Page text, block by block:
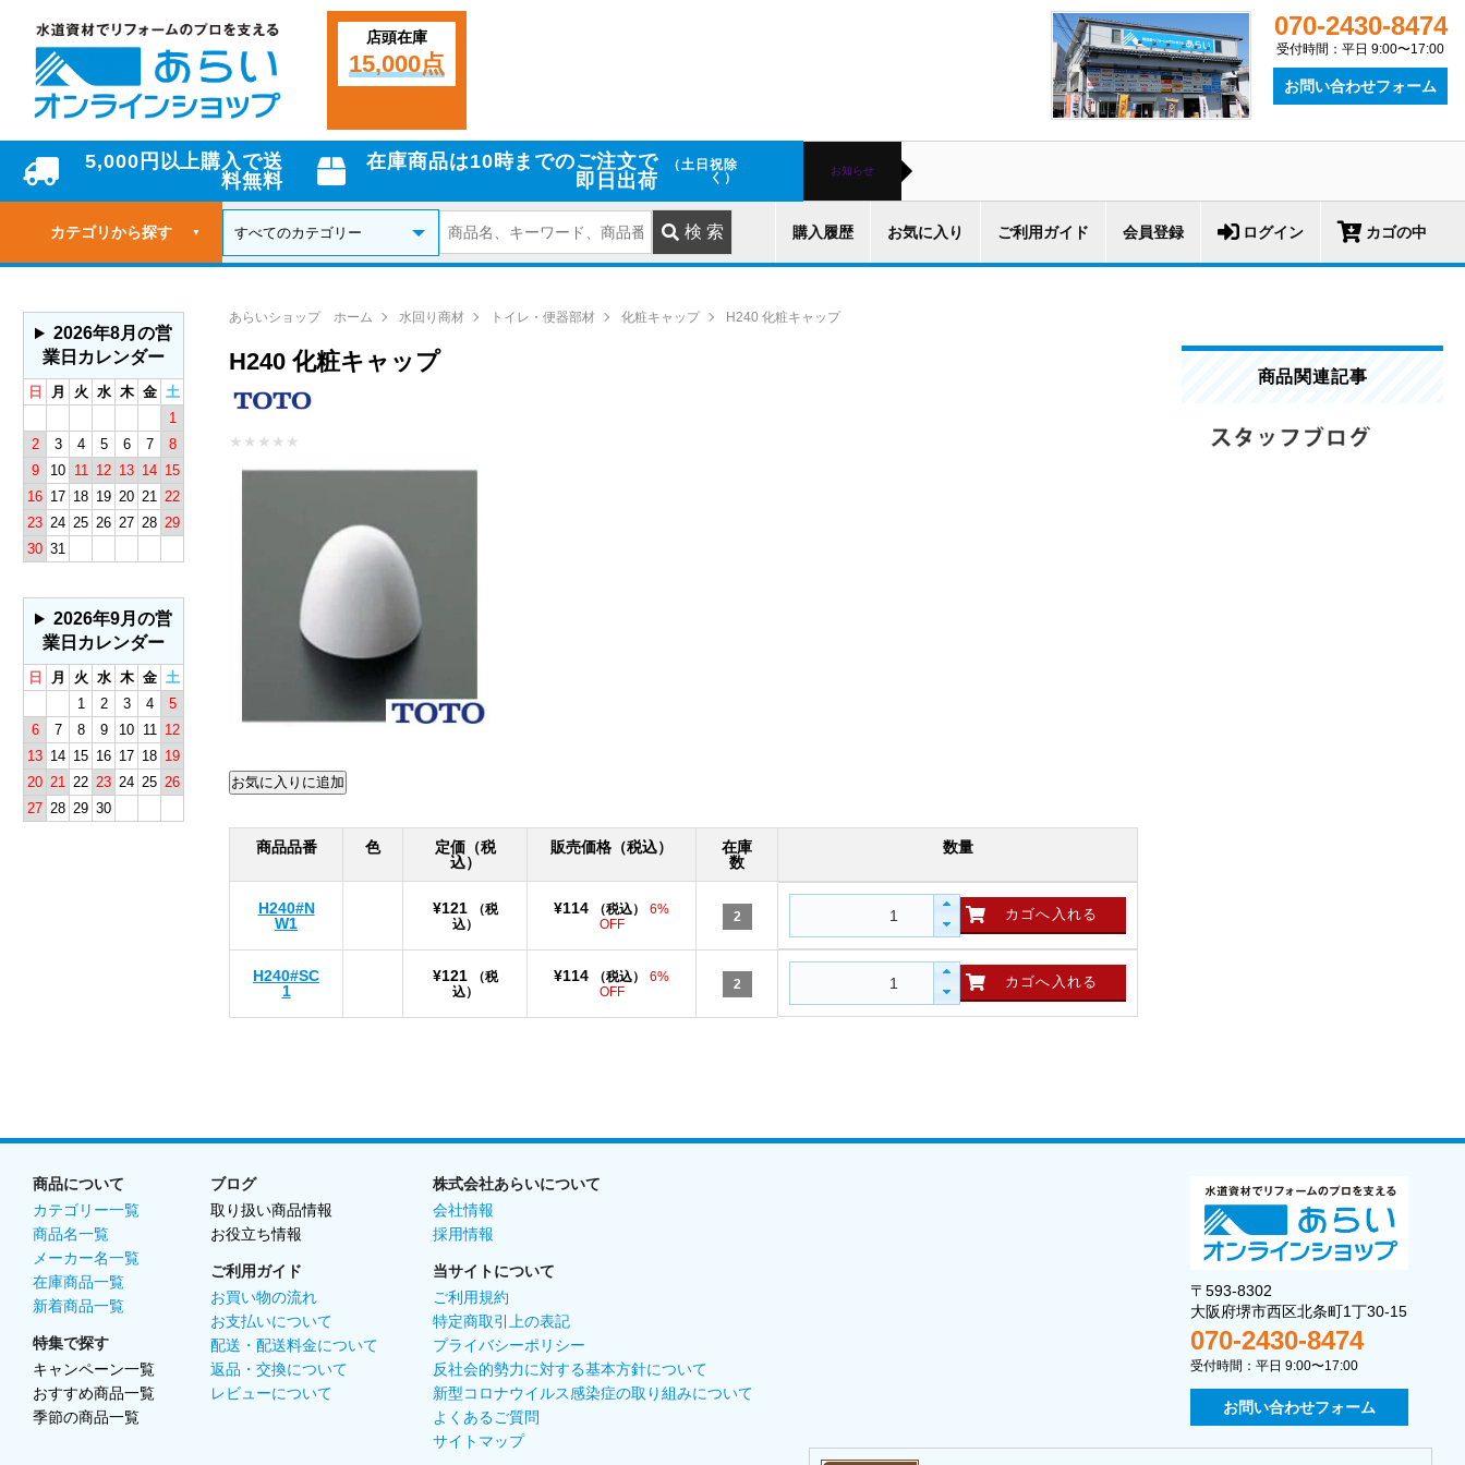
店頭在庫
15,000点
070-2430-8474
受付時間：平日 9:00〜17:00
お問い合わせフォーム
5,000円以上購入で送
料無料
在庫商品は10時までのご注文で
即日出荷
（土日祝除
く）
お知らせ
カテゴリから探す ▼ 購入履歴 お気に入り ご利用ガイド 会員登録 ログイン カゴの中
あらいショップ ホーム 水回り商材 トイレ・便器部材 化粧キャップ H240 化粧キャップ
H240 化粧キャップ
★ ★ ★ ★ ★
商品品番 色
定価（税
込）
販売価格（税込）
在庫
数
数量
H240#N
W1
¥121
（税
込）
¥114 （税込）
6%
OFF
2
H240#SC
1
¥121
（税
込）
¥114 （税込）
6%
OFF
2
商品関連記事
2026年8月の営
業日カレンダー
日 月 火 水 木 金 土
1
2
3 4 5 6 7
8
9
10 11 12 13 14 15
16 17 18 19 20 21 22
23 24 25 26 27 28 29
30 31
2026年9月の営
業日カレンダー
日 月 火 水 木 金 土
1
2 3 4
5
6
7 8 9 10 11 12
13 14 15 16 17 18 19
20 21 22 23 24 25 26
27 28 29 30
商品について
カテゴリー一覧
商品名一覧
メーカー名一覧
在庫商品一覧
新着商品一覧
特集で探す
キャンペーン一覧
おすすめ商品一覧
季節の商品一覧
ブログ
取り扱い商品情報
お役立ち情報
ご利用ガイド
お買い物の流れ
お支払いについて
配送・配送料金について
返品・交換について
レビューについて
株式会社あらいについて
会社情報
採用情報
当サイトについて
ご利用規約
特定商取引上の表記
プライバシーポリシー
反社会的勢力に対する基本方針について
新型コロナウイルス感染症の取り組みについて
よくあるご質問
サイトマップ
〒593-8302
大阪府堺市西区北条町1丁30-15
070-2430-8474
受付時間：平日 9:00〜17:00
お問い合わせフォーム